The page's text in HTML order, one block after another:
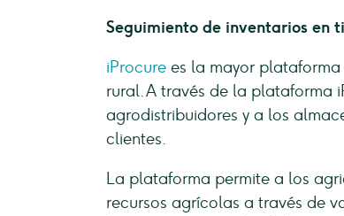
Seguimiento de inventarios en
iProcure es la mayor
rural. A través de la plataforma
agrodistribuidores y a los
clientes.
La plataforma permite a los
recursos agrícolas a través de